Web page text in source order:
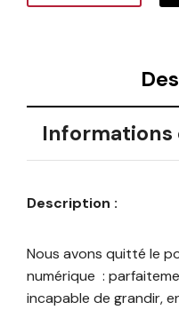
Description :
Nous avons quitté le
numérique :
incapable de grandir,